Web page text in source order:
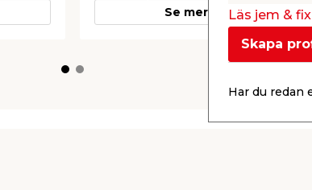
Se mer
Läs jem &
Skapa
Har du redan